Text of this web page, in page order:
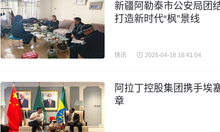
新疆阿勒泰市公安局团
打造新时代“枫”景线
快讯 2026-04-16 18:41:04
阿拉丁控股集团携手埃
章